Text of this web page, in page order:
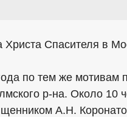
Христа Спасителя в
по тем же мотивам
р-на. Около 10
А.Н.